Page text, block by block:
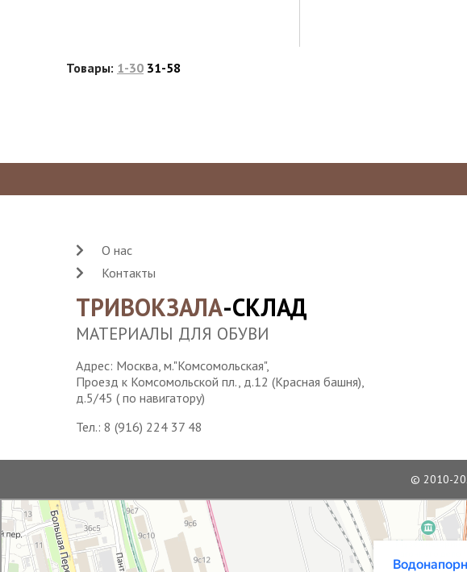
Товары: 1-30 31-58
ТРИВОКЗАЛА-СКЛАД
МАТЕРИАЛЫ ДЛЯ ОБУВИ
Адрес: Москва, м."Комсомольская",
Проезд к Комсомольской пл., д.12 (Красная башня),
д.5/45 ( по навигатору)
Тел.: 8 (916) 224 37 48
О нас
Контакты
© 2010-
Водонапорная башня станции Москва-Пассажирская
Достопримечательность в Москве